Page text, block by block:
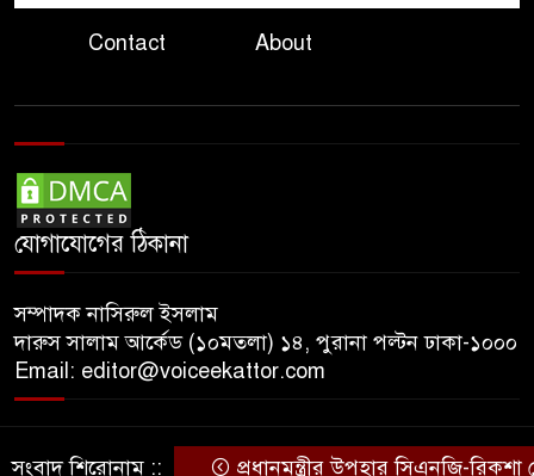
হাইকমিশন
অপহরণ, নেতৃত্বে ছিলেন জিয়াউল:
১০
Contact About
যোগাযোগের ঠিকানা
সম্পাদক নাসিরুল ইসলাম
দারুস সালাম আর্কেড (১০মতলা) ১৪, পুরানা পল্টন ঢাকা-১০০০
Email: editor@voiceekattor.com
© Copyright By © Voice Ekattor
সংবাদ শিরোনাম :: প্রধানমন্ত্রীর উপহার সিএনজি-রিকশা